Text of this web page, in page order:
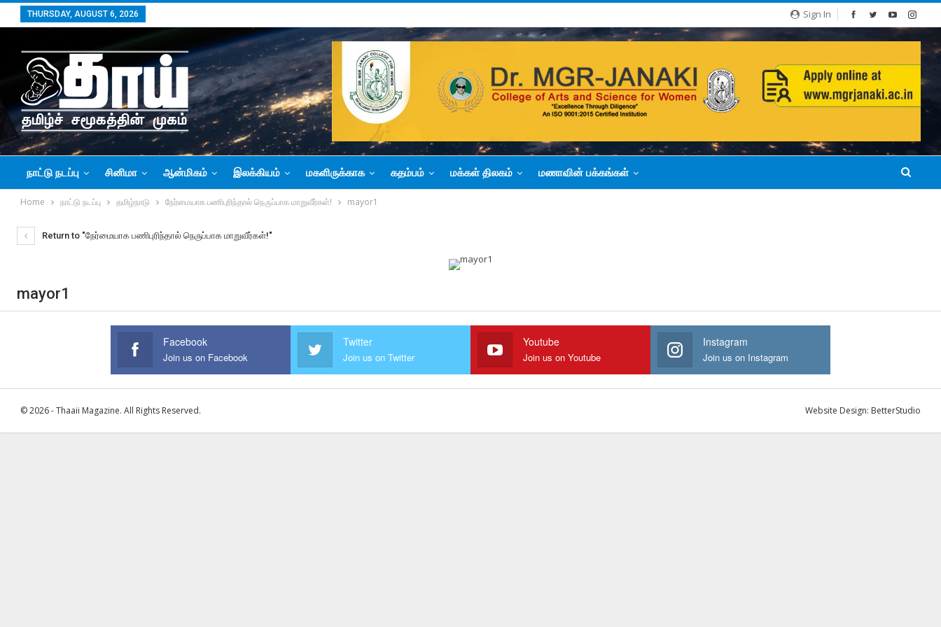
Sign In
THURSDAY, AUGUST 6, 2026
நாட்டு நடப்பு சினிமா ஆன்மிகம் இலக்கியம் மகளிருக்காக கதம்பம் மக்கள் திலகம் மணாவின் பக்கங்கள்
Home நாட்டு நடப்பு தமிழ்நாடு நேர்மையாக பணிபுரிந்தால் நெருப்பாக மாறுவீர்கள்! mayor1
Return to "நேர்மையாக பணிபுரிந்தால் நெருப்பாக மாறுவீர்கள்!"
mayor1
Facebook
Join us on Facebook
Twitter
Join us on Twitter
Youtube
Join us on Youtube
Instagram
Join us on Instagram
© 2026 - Thaaii Magazine. All Rights Reserved. Website Design: BetterStudio